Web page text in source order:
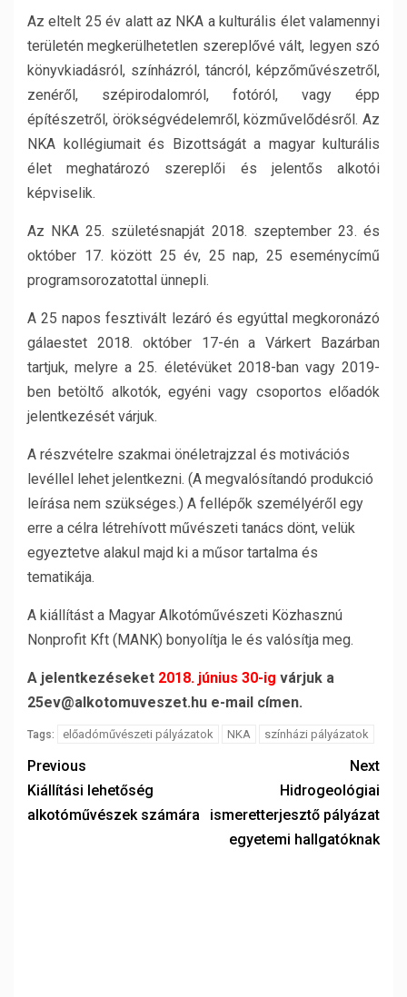
Az eltelt 25 év alatt az NKA a kulturális élet valamennyi
területén megkerülhetetlen szereplővé vált, legyen szó
könyvkiadásról, színházról, táncról, képzőművészetről,
zenéről, szépirodalomról, fotóról, vagy épp
építészetről, örökségvédelemről, közművelődésről. Az
NKA kollégiumait és Bizottságát a magyar kulturális
élet meghatározó szereplői és jelentős alkotói
képviselik.
Az NKA 25. születésnapját 2018. szeptember 23. és
október 17. között 25 év, 25 nap, 25 eseménycímű
programsorozatottal ünnepli.
A 25 napos fesztivált lezáró és egyúttal megkoronázó
gálaestet 2018. október 17-én a Várkert Bazárban
tartjuk, melyre a 25. életévüket 2018-ban vagy 2019-
ben betöltő alkotók, egyéni vagy csoportos előadók
jelentkezését várjuk.
A részvételre szakmai önéletrajzzal és motivációs
levéllel lehet jelentkezni. (A megvalósítandó produkció
leírása nem szükséges.) A fellépők személyéről egy
erre a célra létrehívott művészeti tanács dönt, velük
egyeztetve alakul majd ki a műsor tartalma és
tematikája.
A kiállítást a Magyar Alkotóművészeti Közhasznú
Nonprofit Kft (MANK) bonyolítja le és valósítja meg.
A jelentkezéseket 2018. június 30-ig várjuk a
25ev@alkotomuveszet.hu e-mail címen.
Tags: előadóművészeti pályázatok NKA színházi pályázatok
Previous
Kiállítási lehetőség
alkotóművészek számára
Next
Hidrogeológiai
ismeretterjesztő pályázat
egyetemi hallgatóknak